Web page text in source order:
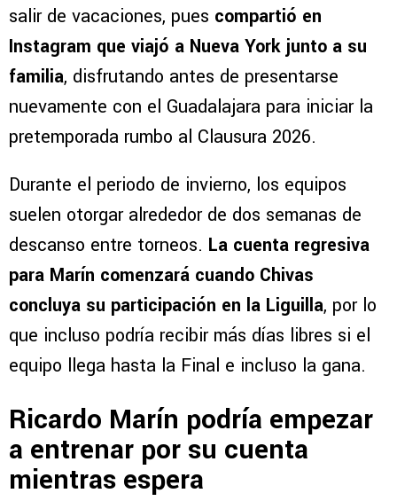
salir de vacaciones, pues compartió en
Instagram que viajó a Nueva York junto a su
familia, disfrutando antes de presentarse
nuevamente con el Guadalajara para iniciar la
pretemporada rumbo al Clausura 2026.
Durante el periodo de invierno, los equipos
suelen otorgar alrededor de dos semanas de
descanso entre torneos. La cuenta regresiva
para Marín comenzará cuando Chivas
concluya su participación en la Liguilla, por lo
que incluso podría recibir más días libres si el
equipo llega hasta la Final e incluso la gana.
Ricardo Marín podría empezar
a entrenar por su cuenta
mientras espera